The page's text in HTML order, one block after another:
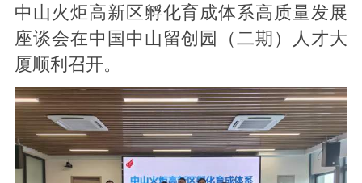
中山火炬高新区孵化育成体系高质量发展
座谈会在中国中山留创园（二期）人才大
厦顺利召开。